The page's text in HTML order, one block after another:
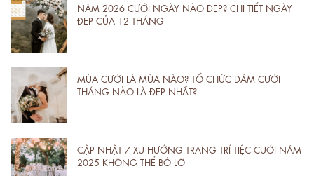
NĂM 2026 CƯỚI NGÀY NÀO ĐẸP? CHI TIẾT NGÀY
ĐẸP CỦA 12 THÁNG
MÙA CƯỚI LÀ MÙA NÀO? TỔ CHỨC ĐÁM CƯỚI
THÁNG NÀO LÀ ĐẸP NHẤT?
CẬP NHẬT 7 XU HƯỚNG TRANG TRÍ TIỆC CƯỚI NĂM
2025 KHÔNG THỂ BỎ LỠ